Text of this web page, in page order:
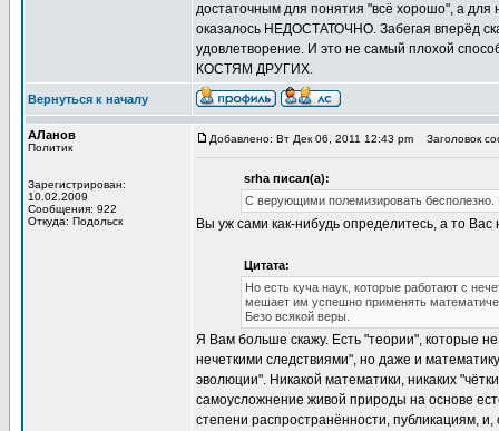
достаточным для понятия "всё хорошо", а для
оказалось НЕДОСТАТОЧНО. Забегая вперёд
удовлетворение. И это не самый плохой
КОСТЯМ ДРУГИХ.
Вернуться к началу
АЛанов
Политик
Зарегистрирован:
10.02.2009
Сообщения: 922
Откуда: Подольск
Добавлено: Вт Дек 06, 2011 12:43 pm Заголовок
srha писал(а):
C верующими полемизировать бесполезно.
Вы уж сами как-нибудь определитесь, а то
Цитата:
Но есть куча наук, которые работают с
мешает им успешно применять
Безо всякой веры.
Я Вам больше скажу. Есть "теории", которые
нечеткими следствиями", но даже и
эволюции". Никакой математики, никаких
самоусложнение живой природы на основе
степени распространённости, публикациям,